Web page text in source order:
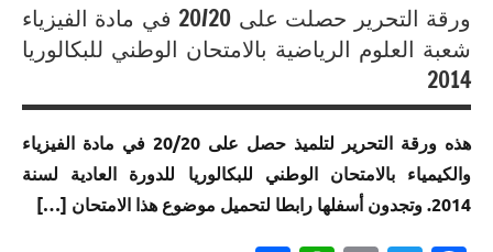
في
الامتحان
الموحد
الوطني
مسلك
العلوم
الفيزيائية
العلوم
الزراعية
إنجازات
متميزة
الامتحان
الموحد
الوطني
في
الامتحان
الموحد
الوطني
مسلك
العلوم
الرياضية
متميزة
الامتحان
للبكالوريا
مسلك
العلوم
إنجازات
متميزة
في
الموحد
الوطني
للبكالوريا
ورقة التحرير حصلت على 20/20 في مادة الفيزياء
شعبة العلوم الرياضية بالامتحان الوطني للبكالوريا
2014
هذه ورقة التحرير لتلميذ حصل على 20/20 في مادة الفيزياء
والكيمياء بالامتحان الوطني للبكالوريا للدورة العادية لسنة
2014. وتجدون أسفلها رابطا لتحميل موضوع هذا الامتحان […]